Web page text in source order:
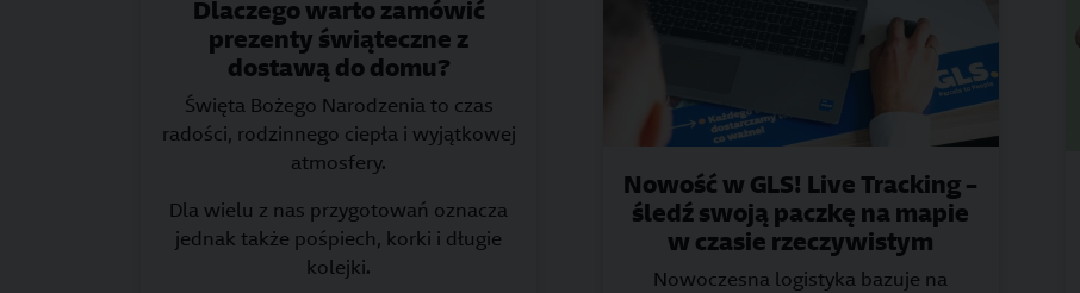
Dlaczego warto zamówić
prezenty świąteczne z
dostawą do domu?
Święta Bożego Narodzenia to czas
radości, rodzinnego ciepła i wyjątkowej
atmosfery.
Dla wielu z nas przygotowań oznacza
jednak także pośpiech, korki i długie
kolejki.
Nowość w GLS! Live Tracking –
śledź swoją paczkę na mapie
w czasie rzeczywistym
Nowoczesna logistyka bazuje na